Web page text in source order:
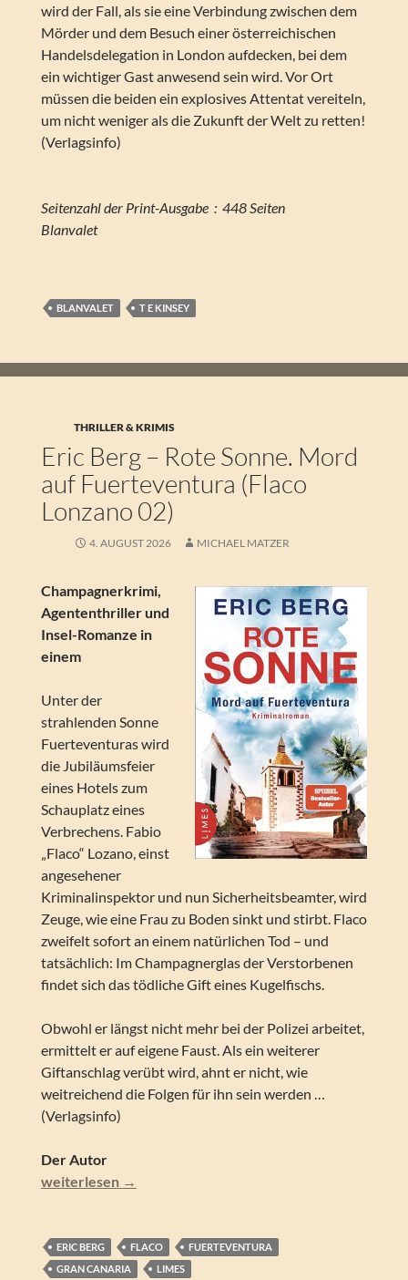
wird der Fall, als sie eine Verbindung zwischen dem
Mörder und dem Besuch einer österreichischen
Handelsdelegation in London aufdecken, bei dem
ein wichtiger Gast anwesend sein wird. Vor Ort
müssen die beiden ein explosives Attentat vereiteln,
um nicht weniger als die Zukunft der Welt zu retten!
(Verlagsinfo)
Seitenzahl der Print-Ausgabe ‏ : ‎ 448 Seiten
Blanvalet
BLANVALET T E KINSEY
THRILLER & KRIMIS
Eric Berg – Rote Sonne. Mord
auf Fuerteventura (Flaco
Lonzano 02)
4. AUGUST 2026 MICHAEL MATZER
Champagnerkrimi,
Agententhriller und
Insel-Romanze in
einem
Unter der
strahlenden Sonne
Fuerteventuras wird
die Jubiläumsfeier
eines Hotels zum
Schauplatz eines
Verbrechens. Fabio
„Flaco“ Lozano, einst
angesehener
Kriminalinspektor und nun Sicherheitsbeamter, wird
Zeuge, wie eine Frau zu Boden sinkt und stirbt. Flaco
zweifelt sofort an einem natürlichen Tod – und
tatsächlich: Im Champagnerglas der Verstorbenen
findet sich das tödliche Gift eines Kugelfischs.
Obwohl er längst nicht mehr bei der Polizei arbeitet,
ermittelt er auf eigene Faust. Als ein weiterer
Giftanschlag verübt wird, ahnt er nicht, wie
weitreichend die Folgen für ihn sein werden …
(Verlagsinfo)
Der Autor
Eric Berg – Rote Sonne. Mord auf Fuerteventura (Flaco
weiterlesen →
ERIC BERG FLACO
FUERTEVENTURA
GRAN CANARIA
LIMES